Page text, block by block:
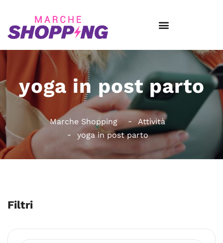
yoga in post parto
Marche Shopping
Attività
yoga in post parto
Filtri